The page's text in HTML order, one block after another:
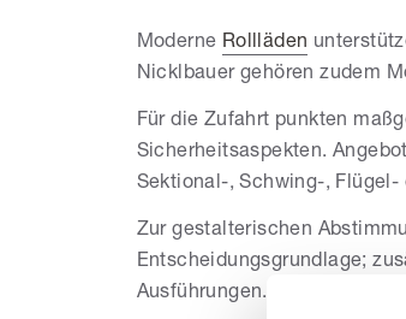
Moderne Rollläden
Nicklbauer gehören zudem
Für die Zufahrt punkten
Sicherheitsaspekten.
Sektional-, Schwing-, Flügel-
Zur gestalterischen
Entscheidungsgrundlage;
Ausführungen.